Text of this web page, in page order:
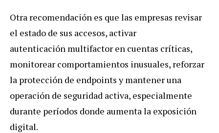
Otra recomendación es que las empresas revisar
el estado de sus accesos, activar
autenticación multifactor en cuentas críticas,
monitorear comportamientos inusuales, reforzar
la protección de endpointsy mantener una
operación de seguridad activa, especialmente
durante períodos donde aumenta la exposición
digital.